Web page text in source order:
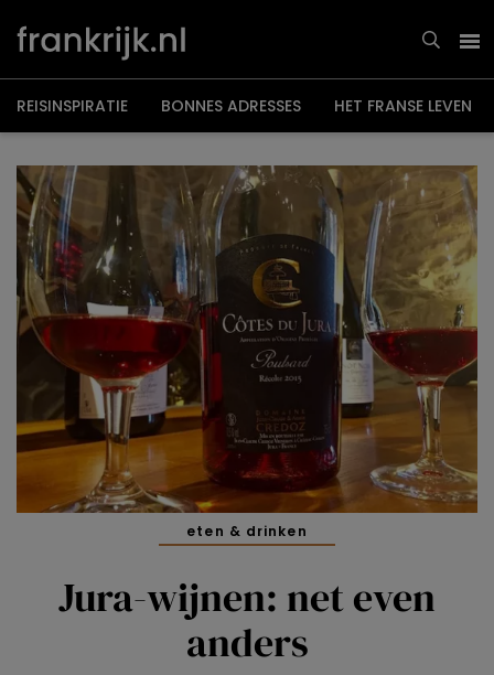
naar
inhoud
REISINSPIRATIE BONNES ADRESSES HET FRANSE LEVEN
eten & drinken
Jura-wijnen: net even
anders